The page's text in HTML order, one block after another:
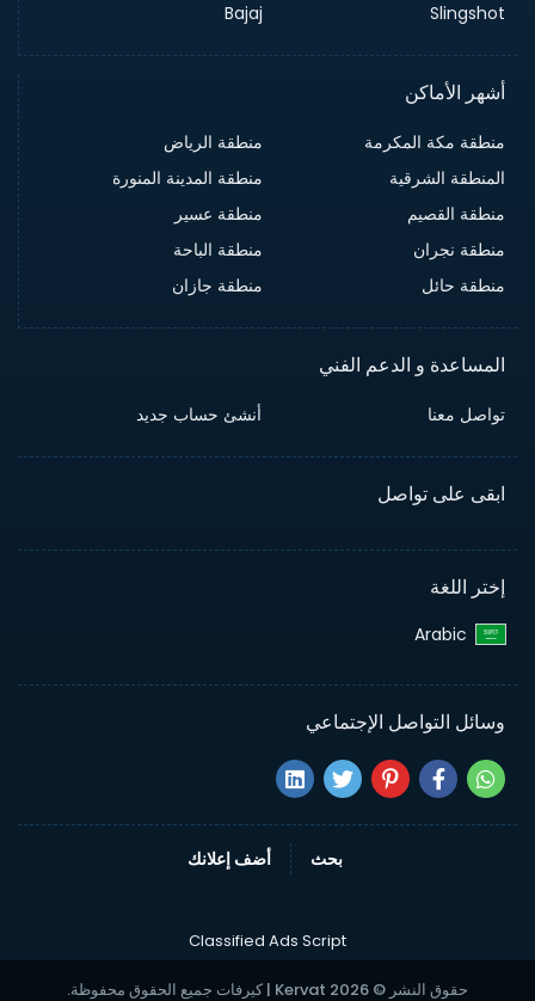
Slingshot
Bajaj
أشهر الأماكن
منطقة مكة المكرمة
منطقة الرياض
المنطقة الشرقية
منطقة المدينة المنورة
منطقة القصيم
منطقة عسير
منطقة نجران
منطقة الباحة
منطقة حائل
منطقة جازان
المساعدة و الدعم الفني
تواصل معنا أنشئ حساب جديد
ابقى على تواصل
إختر اللغة
Arabic‎
وسائل التواصل الإجتماعي
بحث أضف إعلانك
Classified Ads Script
حقوق النشر © 2026 Kervat | كيرفات جميع الحقوق محفوظة.